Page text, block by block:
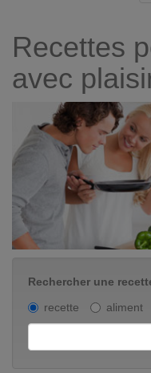
Recettes
avec
Rechercher une
recette
aliment